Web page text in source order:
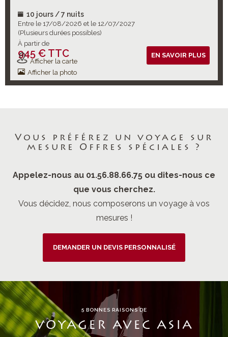
10 jours / 7 nuits
Entre le 17/08/2026 et le 12/07/2027
(Plusieurs durées possibles)
À partir de
945 € TTC
Vols inclus
Afficher la carte
Afficher la photo
EN SAVOIR PLUS
Vous préférez un voyage sur
mesure Offres spéciales ?
Appelez-nous au 01.56.88.66.75 ou dites-nous ce
que vous cherchez.
Vous décidez, nous composerons un voyage à vos
mesures !
DEMANDER UN DEVIS PERSONNALISÉ
5 BONNES RAISONS DE
VOYAGER AVEC ASIA